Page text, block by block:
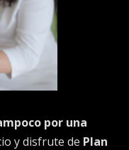
por una
y disfrute de Plan